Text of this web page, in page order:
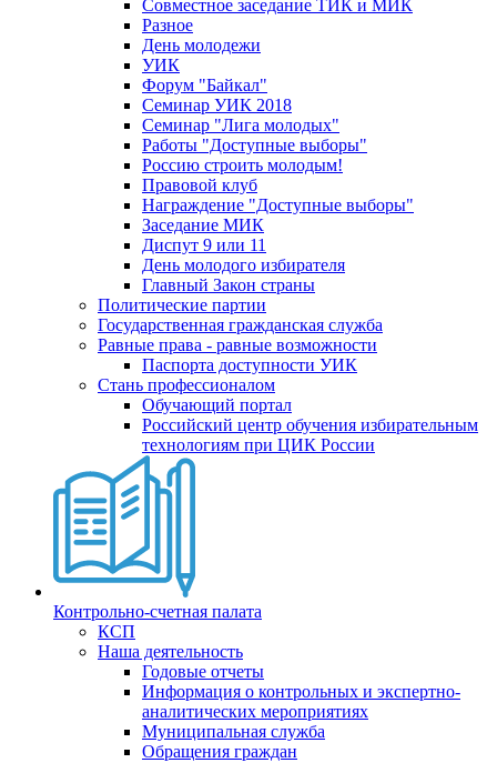
Совместное заседание ТИК и МИК
Разное
День молодежи
УИК
Форум "Байкал"
Семинар УИК 2018
Семинар "Лига молодых"
Работы "Доступные выборы"
Россию строить молодым!
Правовой клуб
Награждение "Доступные выборы"
Заседание МИК
Диспут 9 или 11
День молодого избирателя
Главный Закон страны
Политические партии
Государственная гражданская служба
Равные права - равные возможности
Паспорта доступности УИК
Стань профессионалом
Обучающий портал
Российский центр обучения избирательным
технологиям при ЦИК России
Контрольно-счетная палата
КСП
Наша деятельность
Годовые отчеты
Информация о контрольных и экспертно-
аналитических мероприятиях
Муниципальная служба
Обращения граждан